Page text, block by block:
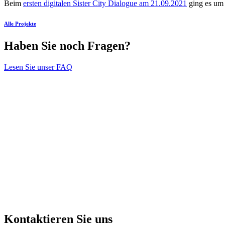
Beim ersten digitalen Sister City Dialogue am 21.09.2021 ging es
Alle Projekte
Haben Sie noch Fragen?
Lesen Sie unser FAQ
Kontaktieren Sie uns